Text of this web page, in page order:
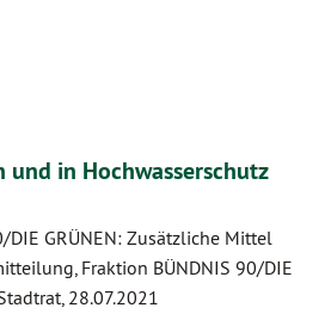
in Hochwasserschutz
DIE GRÜNEN: Zusätzliche Mittel
Fraktion BÜNDNIS 90/DIE
28.07.2021